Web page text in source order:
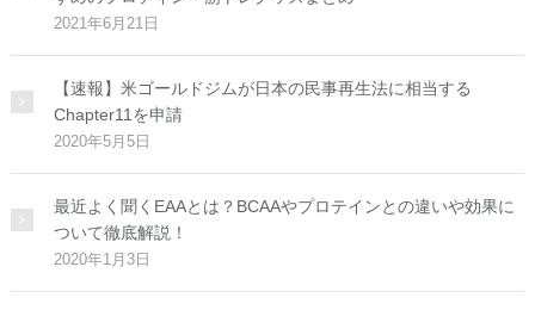
2021年6月21日
【速報】米ゴールドジムが日本の民事再生法に相当する
Chapter11を申請
2020年5月5日
最近よく聞くEAAとは？BCAAやプロテインとの違いや効果に
ついて徹底解説！
2020年1月3日